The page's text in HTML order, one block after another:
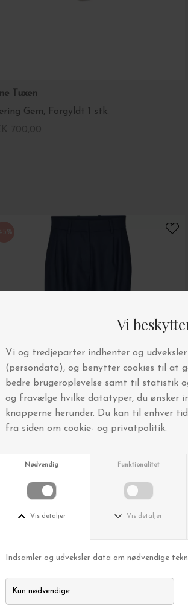
Tuxen
Gem, Forgyldt 1 stk.
Apparel
Shorts, Navy Melange
999,000
DKK 549,45